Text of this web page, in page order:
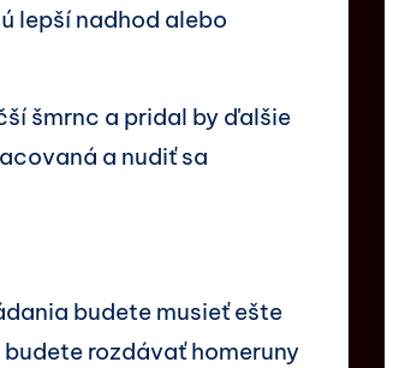
lepší nadhod alebo
šmrnc a pridal by ďalšie
a nudiť sa
budete musieť ešte
rozdávať homeruny